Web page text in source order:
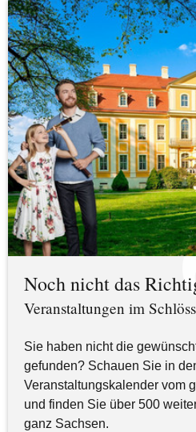
Noch nicht das
Veranstaltungen im
Sie haben nicht die
gefunden? Schauen Sie in
Veranstaltungskalender vom
und finden Sie über 500
ganz Sachsen.